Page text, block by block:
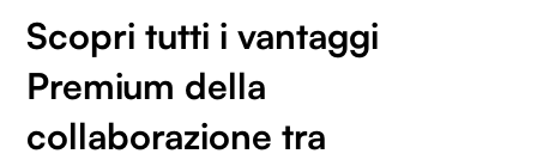
Scopri tutti i vantaggi
Premium della
collaborazione tra